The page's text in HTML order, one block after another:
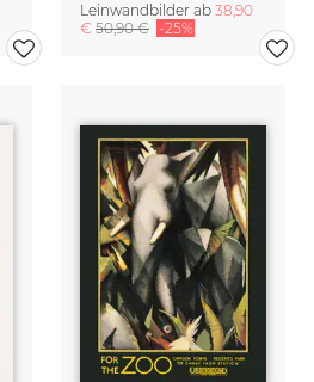
Leinwandbilder ab 38,90
€ 50,90 € -25%